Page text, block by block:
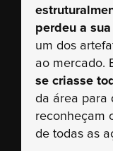
perdeu a
um dos
ao mercado.
se criasse
da área para
reconheçam
de todas as